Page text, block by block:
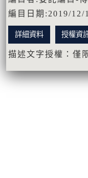
編目日期:2019/12/
詳細資料 授權資
描述文字授權：僅